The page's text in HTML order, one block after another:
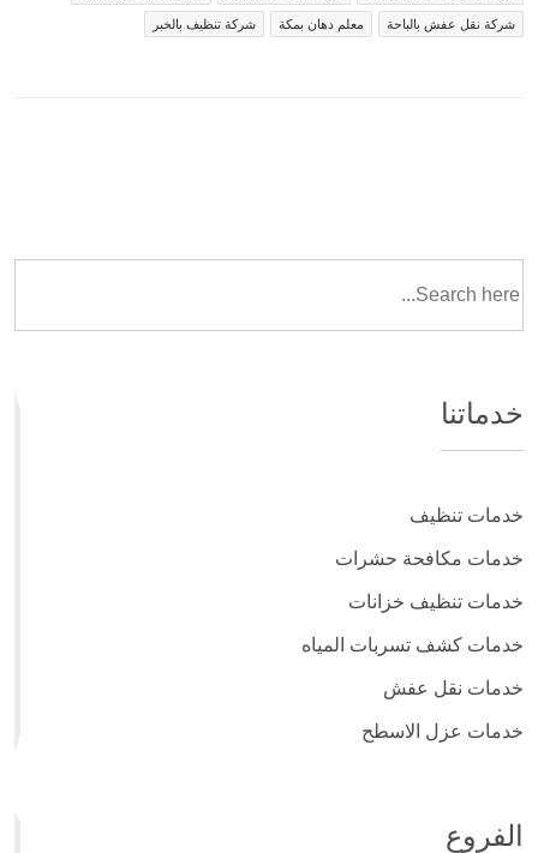
شركة نقل عفش بالباحة معلم دهان بمكة شركة تنظيف بالخبر
خدماتنا
خدمات تنظيف
خدمات مكافحة حشرات
خدمات تنظيف خزانات
خدمات كشف تسربات المياه
خدمات نقل عفش
خدمات عزل الاسطح
الفروع